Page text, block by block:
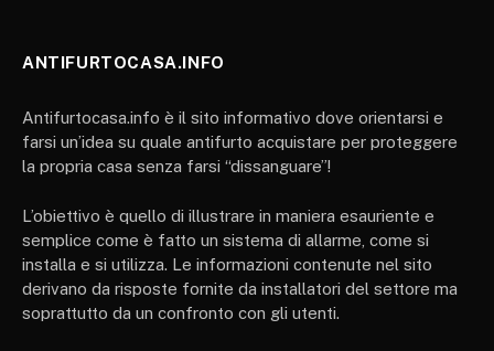
ANTIFURTOCASA.INFO
Antifurtocasa.info è il sito informativo dove orientarsi e
farsi un’idea su quale antifurto acquistare per proteggere
la propria casa senza farsi “dissanguare”!
L’obiettivo è quello di illustrare in maniera esauriente e
semplice come è fatto un sistema di allarme, come si
installa e si utilizza. Le informazioni contenute nel sito
derivano da risposte fornite da installatori del settore ma
soprattutto da un confronto con gli utenti.